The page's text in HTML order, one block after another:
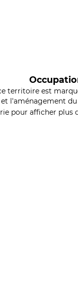
territoire est
l'aménagement
pour afficher plus